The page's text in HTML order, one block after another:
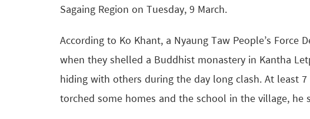
Sagaing Region on Tuesday, 9 March.
According to Ko Khant, a Nyaung Taw People’s Force
when they shelled a Buddhist monastery in Kantha
hiding with others during the day long clash. At least
torched some homes and the school in the village,